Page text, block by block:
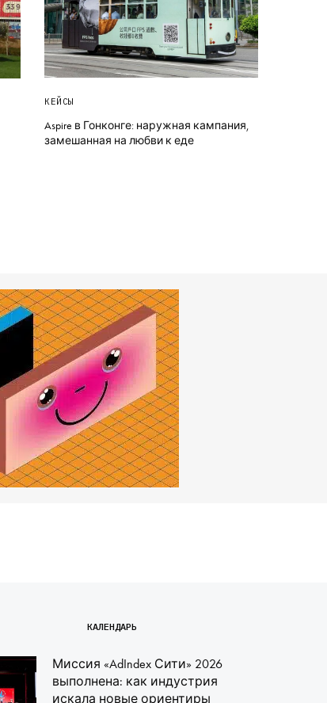
КЕЙСЫ
Aspire в Гонконге: наружная кампания,
замешанная на любви к еде
КАЛЕНДАРЬ
Миссия «AdIndex Сити» 2026
выполнена: как индустрия
искала новые ориентиры